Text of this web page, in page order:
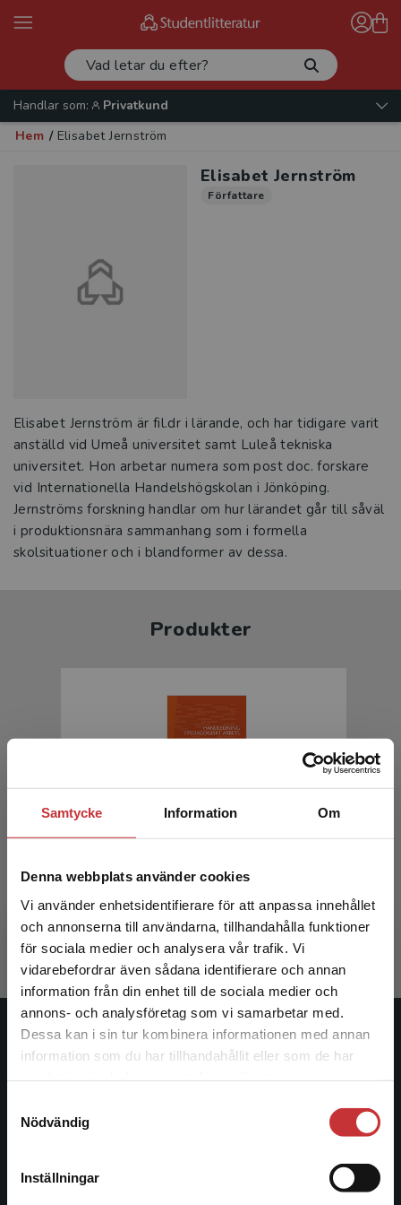
Samtycke Information Om
Denna webbplats använder cookies
Vi använder enhetsidentifierare för att anpassa innehållet
och annonserna till användarna, tillhandahålla funktioner
för sociala medier och analysera vår trafik. Vi
vidarebefordrar även sådana identifierare och annan
information från din enhet till de sociala medier och
annons- och analysföretag som vi samarbetar med.
Dessa kan i sin tur kombinera informationen med annan
information som du har tillhandahållit eller som de har
Nödvändig
Inställningar
Begränsad fraktregion
Det verkar som att du besöker
studentlitteratur.se via en enhet utanför Sverige.
Vi erbjuder inte leveranser utanför Sverige. För
att kunna slutföra ett köp måste
Handlar som:
Privatkund
Hem / Elisabet Jernström
Elisabet Jernström
Författare
Elisabet Jernström är fil.dr i lärande, och har tidigare varit
anställd vid Umeå universitet samt Luleå tekniska
universitet. Hon arbetar numera som post doc. forskare
vid Internationella Handelshögskolan i Jönköping.
Jernströms forskning handlar om hur lärandet går till såväl
i produktionsnära sammanhang som i formella
skolsituationer och i blandformer av dessa.
Produkter
Handledning i pedagogiskt arbete
Exkl. moms: 501 kr
Studentlitteratur
Studentlitteratur grundades 1963 och är idag Sveriges
ledande utbildningsförlag. Med läromedel, kurslitteratur,
facklitteratur, utbildningar och digitala
längs hela kunskapsresan.